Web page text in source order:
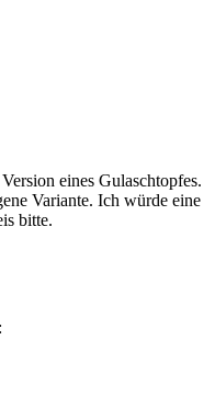
eines Gulaschtopfes.
Variante. Ich würde eine
bitte.